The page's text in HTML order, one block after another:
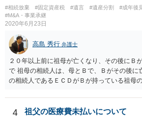
#相続放棄 #固定資産税 #遺言 #遺産分割
#成年後
#M&A・事業承継
2020年6月23日
高島 秀行 弁護士
２０年以上前に祖母が亡くなり、その後にＢ
で 祖母の相続人は、母とＢで、Ｂがその後に
の相続人であるＥＣＤがＢが持っている祖母
Ｅも行う必要があります。 Ｂの配偶者である
ります。
4 祖父の医療費未払いについて